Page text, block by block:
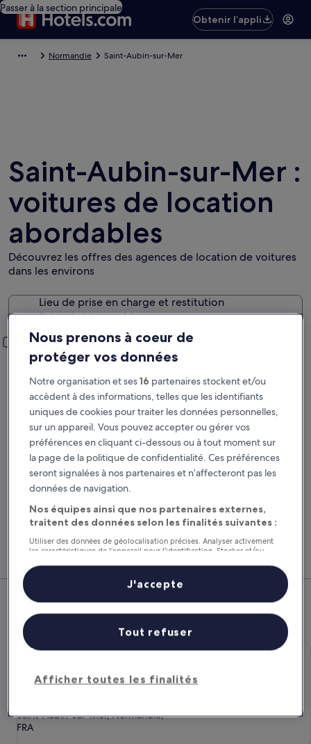
Passer à la section principale
Obtenir l’appli
Normandie Saint-Aubin-sur-Mer
Saint-Aubin-sur-Mer :
voitures de location
abordables
Découvrez les offres des agences de location de voitures
dans les environs
Lieu de prise en charge et restitution
Saint-Aubin-sur-Mer
Lieu de prise en charge et restitution
Ajouter un lieu de restitution différent
Prise en charge
23 août
24 août
Prise en charge
Restitution
J’ai un code de réduction
Rechercher
hôtel et location de voiture pour économiser au
Saint-Aubin-sur-Mer : nos
meilleures offres de voitures
Économique
Saint-Aubin-sur-Mer, Normandie,
FRA
Économique Chevrolet Spark
Nous prenons à coeur de
protéger vos données
Notre organisation et ses16 partenaires stockent et/ou
accèdent à des informations, telles que les identifiants
uniques de cookies pour traiter les données personnelles,
sur un appareil. Vous pouvez accepter ou gérer vos
préférences en cliquant ci-dessous ou à tout moment sur
la page de la politique de confidentialité. Ces préférences
seront signalées à nos partenaires et n’affecteront pas les
données de navigation.
Nos équipes ainsi que nos partenaires externes,
traitent des données selon les finalités suivantes :
Utiliser des données de géolocalisation précises. Analyser activement
les caractéristiques de l’appareil pour l’identification. Stocker et/ou
personnalisés, mesure de performance des publicités et du contenu,
études d’audience et développement de services.
Liste de nos partenaires (fournisseurs)
Afficher toutes les finalités
Tout refuser
J'accepte